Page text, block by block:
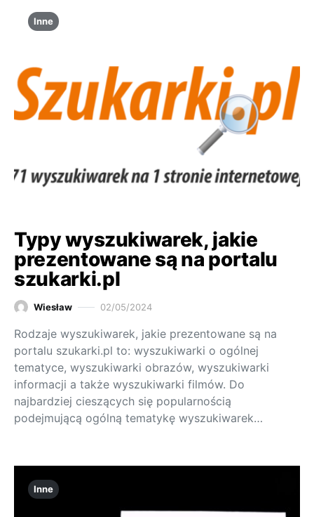
Inne
Typy wyszukiwarek, jakie
prezentowane są na portalu
szukarki.pl
Wiesław 02/05/2024
Rodzaje wyszukiwarek, jakie prezentowane są na
portalu szukarki.pl to: wyszukiwarki o ogólnej
tematyce, wyszukiwarki obrazów, wyszukiwarki
informacji a także wyszukiwarki filmów. Do
najbardziej cieszących się popularnością
podejmującą ogólną tematykę wyszukiwarek…
Inne